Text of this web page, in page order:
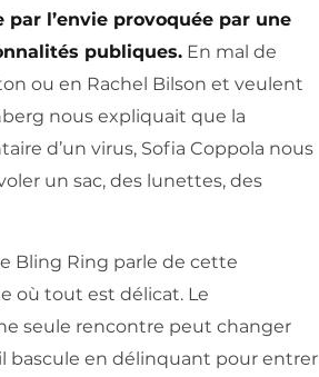
l’envie provoquée par une
publiques. En mal de
ou en Rachel Bilson et veulent
nous expliquait que la
d’un virus, Sofia Coppola nous
un sac, des lunettes, des
Bling Ring parle de cette
où tout est délicat. Le
seule rencontre peut changer
bascule en délinquant pour entrer